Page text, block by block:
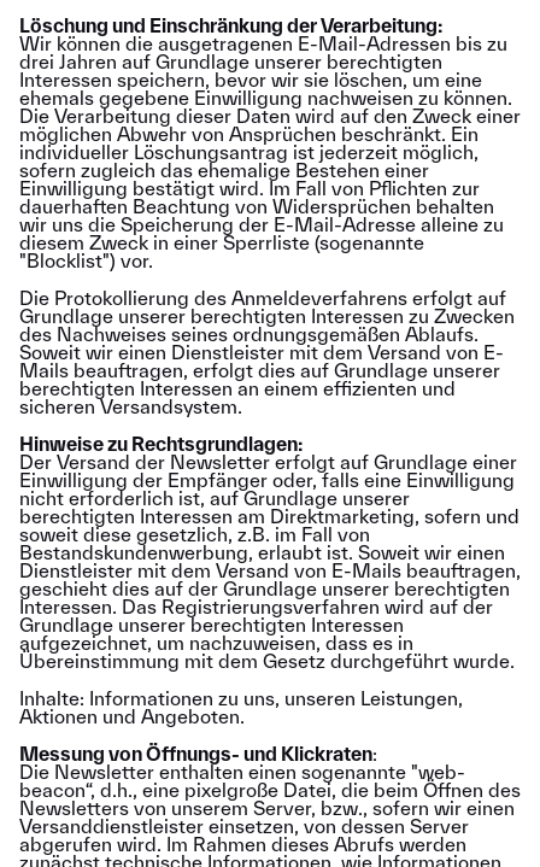
Löschung und Einschränkung der Verarbeitung:
Wir können die ausgetragenen E-Mail-Adressen bis zu
drei Jahren auf Grundlage unserer berechtigten
Interessen speichern, bevor wir sie löschen, um eine
ehemals gegebene Einwilligung nachweisen zu können.
Die Verarbeitung dieser Daten wird auf den Zweck einer
möglichen Abwehr von Ansprüchen beschränkt. Ein
individueller Löschungsantrag ist jederzeit möglich,
sofern zugleich das ehemalige Bestehen einer
Einwilligung bestätigt wird. Im Fall von Pflichten zur
dauerhaften Beachtung von Widersprüchen behalten
wir uns die Speicherung der E-Mail-Adresse alleine zu
diesem Zweck in einer Sperrliste (sogenannte
"Blocklist") vor.
Die Protokollierung des Anmeldeverfahrens erfolgt auf
Grundlage unserer berechtigten Interessen zu Zwecken
des Nachweises seines ordnungsgemäßen Ablaufs.
Soweit wir einen Dienstleister mit dem Versand von E-
Mails beauftragen, erfolgt dies auf Grundlage unserer
berechtigten Interessen an einem effizienten und
sicheren Versandsystem.
Hinweise zu Rechtsgrundlagen:
Der Versand der Newsletter erfolgt auf Grundlage einer
Einwilligung der Empfänger oder, falls eine Einwilligung
nicht erforderlich ist, auf Grundlage unserer
berechtigten Interessen am Direktmarketing, sofern und
soweit diese gesetzlich, z.B. im Fall von
Bestandskundenwerbung, erlaubt ist. Soweit wir einen
Dienstleister mit dem Versand von E-Mails beauftragen,
geschieht dies auf der Grundlage unserer berechtigten
Interessen. Das Registrierungsverfahren wird auf der
Grundlage unserer berechtigten Interessen
aufgezeichnet, um nachzuweisen, dass es in
Übereinstimmung mit dem Gesetz durchgeführt wurde.
Inhalte: Informationen zu uns, unseren Leistungen,
Aktionen und Angeboten.
Messung von Öffnungs- und Klickraten:
Die Newsletter enthalten einen sogenannte "web-
beacon“, d.h., eine pixelgroße Datei, die beim Öffnen des
Newsletters von unserem Server, bzw., sofern wir einen
Versanddienstleister einsetzen, von dessen Server
abgerufen wird. Im Rahmen dieses Abrufs werden
zunächst technische Informationen, wie Informationen